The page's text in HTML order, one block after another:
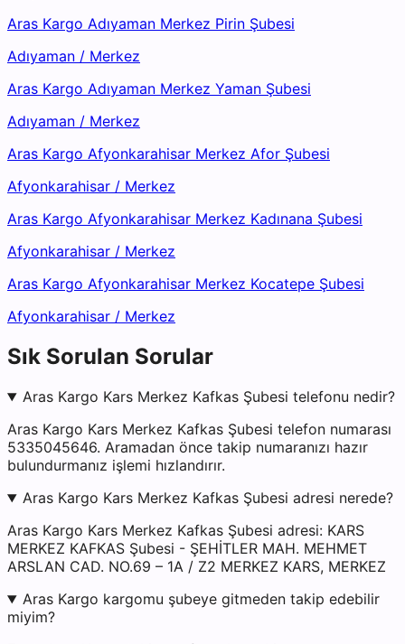
Aras Kargo Adıyaman Merkez Pirin Şubesi
Adıyaman / Merkez
Aras Kargo Adıyaman Merkez Yaman Şubesi
Adıyaman / Merkez
Aras Kargo Afyonkarahisar Merkez Afor Şubesi
Afyonkarahisar / Merkez
Aras Kargo Afyonkarahisar Merkez Kadınana Şubesi
Afyonkarahisar / Merkez
Aras Kargo Afyonkarahisar Merkez Kocatepe Şubesi
Afyonkarahisar / Merkez
Sık Sorulan Sorular
Aras Kargo Kars Merkez Kafkas Şubesi telefonu nedir?
Aras Kargo Kars Merkez Kafkas Şubesi telefon numarası
5335045646. Aramadan önce takip numaranızı hazır
bulundurmanız işlemi hızlandırır.
Aras Kargo Kars Merkez Kafkas Şubesi adresi nerede?
Aras Kargo Kars Merkez Kafkas Şubesi adresi: KARS
MERKEZ KAFKAS Şubesi - ŞEHİTLER MAH. MEHMET
ARSLAN CAD. NO.69 – 1A / Z2 MERKEZ KARS, MERKEZ
Aras Kargo kargomu şubeye gitmeden takip edebilir
miyim?